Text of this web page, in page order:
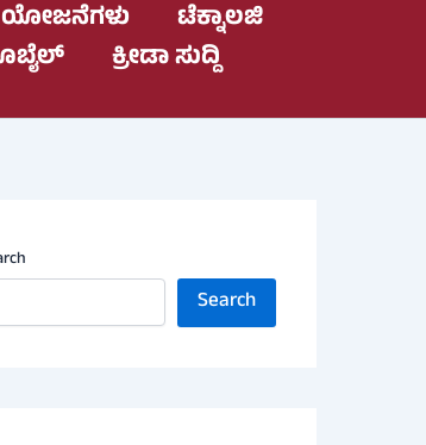
ಯೋಜನೆಗಳು
ಟೆಕ್ನಾಲಜಿ
ಕ್ರೀಡಾ ಸುದ್ದಿ
Search